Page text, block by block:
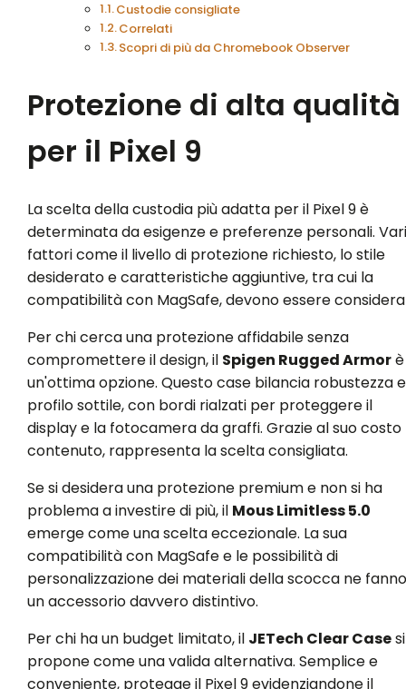
Custodie consigliate
Correlati
Scopri di più da Chromebook Observer
Protezione di alta qualità
per il Pixel 9
La scelta della custodia più adatta per il Pixel 9 è
determinata da esigenze e preferenze personali. Vari
fattori come il livello di protezione richiesto, lo stile
desiderato e caratteristiche aggiuntive, tra cui la
compatibilità con MagSafe, devono essere
Per chi cerca una protezione affidabile senza
compromettere il design, il Spigen Rugged Armorè
un'ottima opzione. Questo case bilancia robustezza e
profilo sottile, con bordi rialzati per proteggere il
display e la fotocamera da graffi. Grazie al suo costo
contenuto, rappresenta la scelta consigliata.
Se si desidera una protezione premium e non si ha
problema a investire di più, il Mous Limitless 5.0
emerge come una scelta eccezionale. La sua
compatibilità con MagSafe e le possibilità di
personalizzazione dei materiali della scocca ne fanno
un accessorio davvero distintivo.
Per chi ha un budget limitato, il JETech Clear Casesi
propone come una valida alternativa. Semplice e
conveniente, protegge il Pixel 9 evidenziandone il